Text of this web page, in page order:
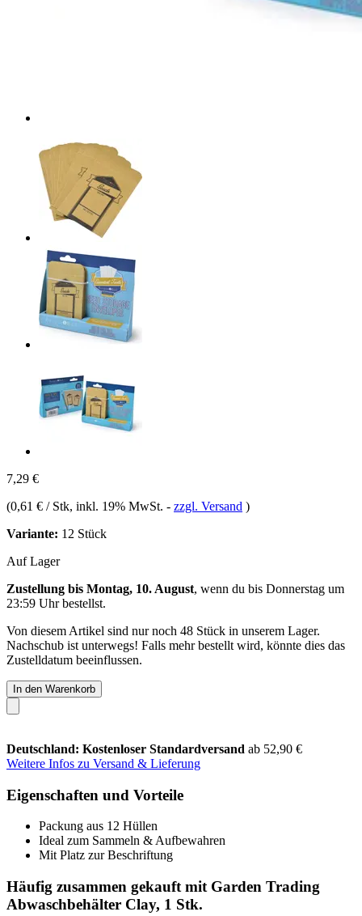
7,29 €
(0,61 € / Stk, inkl. 19% MwSt. - zzgl. Versand )
Variante: 12 Stück
Auf Lager
Zustellung bis Montag, 10. August, wenn du bis Donnerstag um
23:59 Uhrbestellst.
Von diesem Artikel sind nur noch 48 Stück in unserem Lager.
Nachschub ist unterwegs! Falls mehr bestellt wird, könnte dies das
Zustelldatum beeinflussen.
In den Warenkorb
Deutschland: Kostenloser Standardversand ab 52,90 €
Weitere Infos zu Versand & Lieferung
Eigenschaften und Vorteile
Packung aus 12 Hüllen
Ideal zum Sammeln & Aufbewahren
Mit Platz zur Beschriftung
Häufig zusammen gekauft mit Garden Trading
Abwaschbehälter Clay, 1 Stk.